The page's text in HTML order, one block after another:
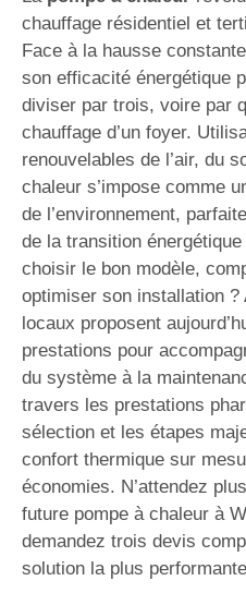
chauffage résidentiel et
Face à la hausse
son efficacité énergétique
diviser par trois, voire par
chauffage d’un foyer.
renouvelables de l’air, du
chaleur s’impose comme
de l’environnement,
de la transition
choisir le bon modèle,
optimiser son installation
locaux proposent
prestations pour
du système à la
travers les prestations
sélection et les étapes
confort thermique sur
économies. N’attendez
future pompe à chaleur à
demandez trois devis
solution la plus